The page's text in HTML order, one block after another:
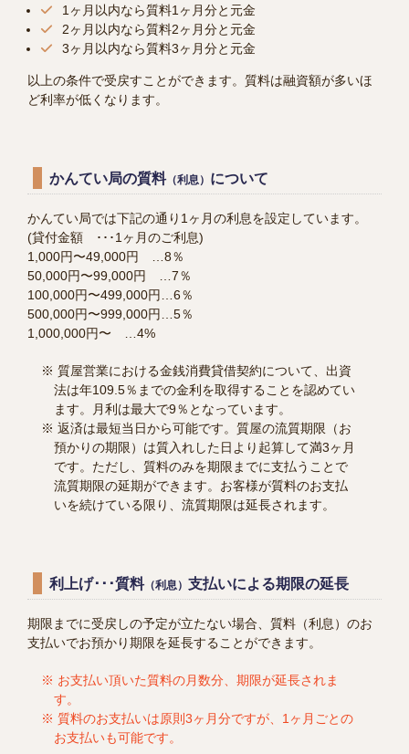
1ヶ月以内なら質料1ヶ月分と元金
2ヶ月以内なら質料2ヶ月分と元金
3ヶ月以内なら質料3ヶ月分と元金
以上の条件で受戻すことができます。質料は融資額が多いほ
ど利率が低くなります。
かんてい局の質料（利息） について
かんてい局では下記の通り1ヶ月の利息を設定しています。
(貸付金額 ･･･1ヶ月のご利息)
1,000円〜49,000円 …8％
50,000円〜99,000円 …7％
100,000円〜499,000円…6％
500,000円〜999,000円…5％
1,000,000円〜 …4%
質屋営業における金銭消費貸借契約について、出資
法は年109.5％までの金利を取得することを認めてい
ます。月利は最大で9％となっています。
返済は最短当日から可能です。質屋の流質期限（お
預かりの期限）は質入れした日より起算して満3ヶ月
です。ただし、質料のみを期限までに支払うことで
流質期限の延期ができます。お客様が質料のお支払
いを続けている限り、流質期限は延長されます。
利上げ･･･質料（利息） 支払いによる期限の延長
期限までに受戻しの予定が立たない場合、質料（利息）のお
支払いでお預かり期限を延長することができます。
お支払い頂いた質料の月数分、期限が延長されま
す。
質料のお支払いは原則3ヶ月分ですが、1ヶ月ごとの
お支払いも可能です。